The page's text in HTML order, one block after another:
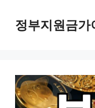
정부지원금가